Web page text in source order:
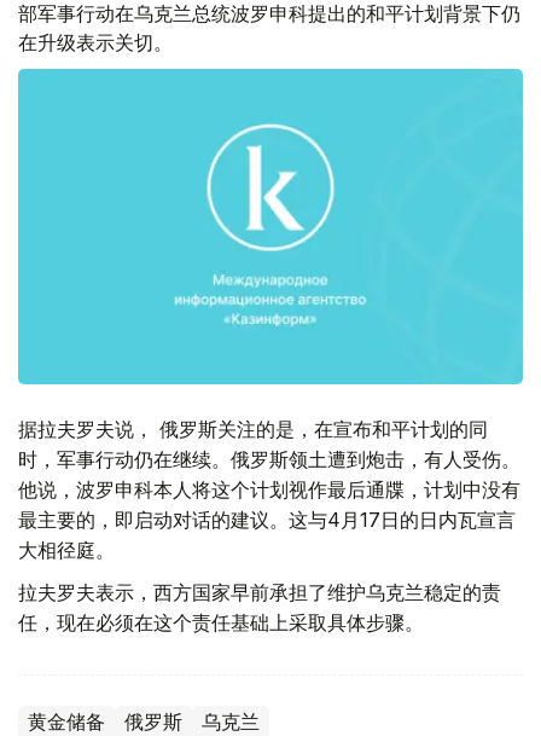
部军事行动在乌克兰总统波罗申科提出的和平计划背景下仍
在升级表示关切。
据拉夫罗夫说， 俄罗斯关注的是，在宣布和平计划的同
时，军事行动仍在继续。俄罗斯领土遭到炮击，有人受伤。
他说，波罗申科本人将这个计划视作最后通牒，计划中没有
最主要的，即启动对话的建议。这与4月17日的日内瓦宣言
大相径庭。
拉夫罗夫表示，西方国家早前承担了维护乌克兰稳定的责
任，现在必须在这个责任基础上采取具体步骤。
黄金储备 俄罗斯 乌克兰